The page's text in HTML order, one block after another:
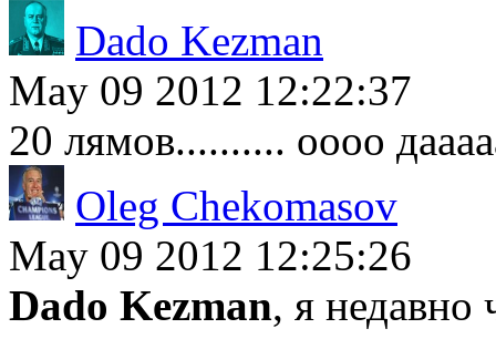
Dado Kezman
May 09 2012 12:22:37
20 лямов.......... оооо
Oleg Chekomasov
May 09 2012 12:25:26
Dado Kezman, я недавно